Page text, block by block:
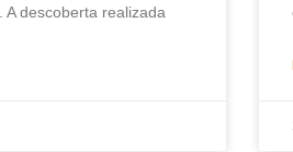
A descoberta realizada